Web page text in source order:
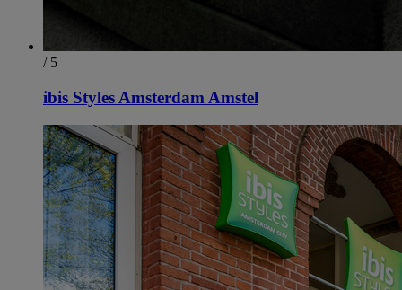
/ 5
ibis Styles Amsterdam Amstel